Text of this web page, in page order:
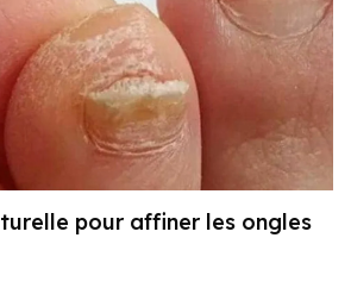
pour affiner les ongles